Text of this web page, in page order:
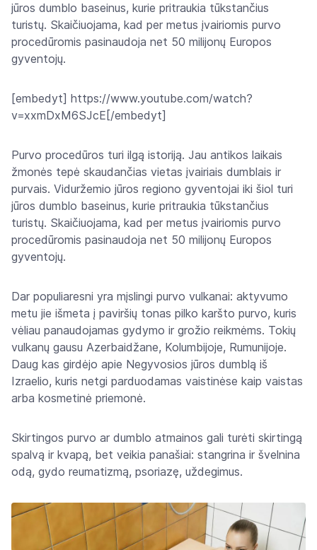
jūros dumblo baseinus, kurie pritraukia tūkstančius
turistų. Skaičiuojama, kad per metus įvairiomis purvo
procedūromis pasinaudoja net 50 milijonų Europos
gyventojų.
[embedyt] https://www.youtube.com/watch?
v=xxmDxM6SJcE[/embedyt]
Purvo procedūros turi ilgą istoriją. Jau antikos laikais
žmonės tepė skaudančias vietas įvairiais dumblais ir
purvais. Viduržemio jūros regiono gyventojai iki šiol turi
jūros dumblo baseinus, kurie pritraukia tūkstančius
turistų. Skaičiuojama, kad per metus įvairiomis purvo
procedūromis pasinaudoja net 50 milijonų Europos
gyventojų.
Dar populiaresni yra mįslingi purvo vulkanai: aktyvumo
metu jie išmeta į paviršių tonas pilko karšto purvo, kuris
vėliau panaudojamas gydymo ir grožio reikmėms. Tokių
vulkanų gausu Azerbaidžane, Kolumbijoje, Rumunijoje.
Daug kas girdėjo apie Negyvosios jūros dumblą iš
Izraelio, kuris netgi parduodamas vaistinėse kaip vaistas
arba kosmetinė priemonė.
Skirtingos purvo ar dumblo atmainos gali turėti skirtingą
spalvą ir kvapą, bet veikia panašiai: stangrina ir švelnina
odą, gydo reumatizmą, psoriazę, uždegimus.